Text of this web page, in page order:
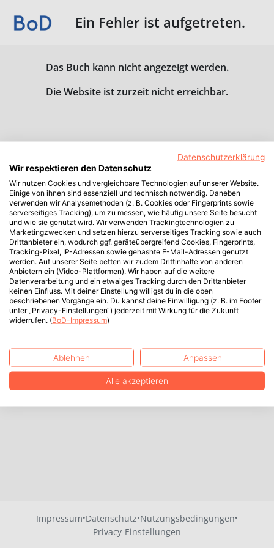
Ein Fehler ist aufgetreten.
Das Buch kann nicht angezeigt werden.
Die Website ist zurzeit nicht erreichbar.
Impressum·Datenschutz·Nutzungsbedingungen·
Privacy-Einstellungen
Datenschutzerklärung
Wir respektieren den Datenschutz
Wir nutzen Cookies und vergleichbare Technologien auf unserer Website.
Einige von ihnen sind essenziell und technisch notwendig. Daneben
verwenden wir Analysemethoden (z. B. Cookies oder Fingerprints sowie
serverseitiges Tracking), um zu messen, wie häufig unsere Seite besucht
und wie sie genutzt wird. Wir verwenden Trackingtechnologien zu
Marketingzwecken und setzen hierzu serverseitiges Tracking sowie auch
Drittanbieter ein, wodurch ggf. geräteübergreifend Cookies, Fingerprints,
Tracking-Pixel, IP-Adressen sowie gehashte E-Mail-Adressen genutzt
werden. Auf unserer Seite betten wir zudem Drittinhalte von anderen
Anbietern ein (Video-Plattformen). Wir haben auf die weitere
Datenverarbeitung und ein etwaiges Tracking durch den Drittanbieter
keinen Einfluss. Mit deiner Einstellung willigst du in die oben
beschriebenen Vorgänge ein. Du kannst deine Einwilligung (z. B. im Footer
unter „Privacy-Einstellungen“) jederzeit mit Wirkung für die Zukunft
widerrufen. (BoD-Impressum)
Ablehnen Anpassen
Alle akzeptieren